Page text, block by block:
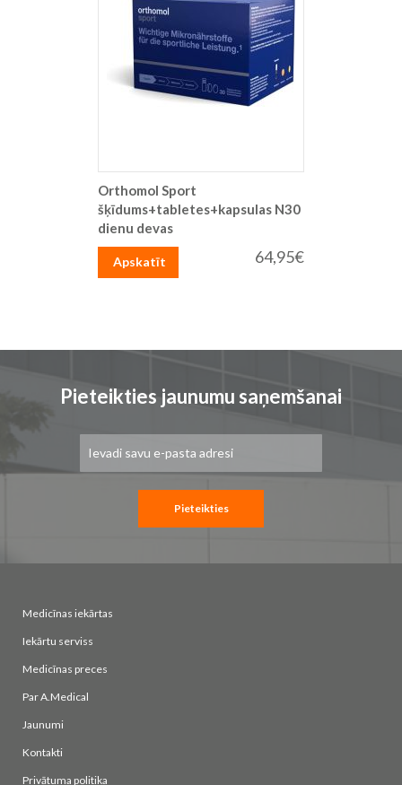
Orthomol Sport
šķīdums+tabletes+kapsulas N30
dienu devas
64,95€
Apskatīt
Pieteikties jaunumu saņemšanai
saņemšanai:
Pieteikties
Medicīnas iekārtas
Iekārtu serviss
Medicīnas preces
Par A.Medical
Jaunumi
Kontakti
Privātuma politika